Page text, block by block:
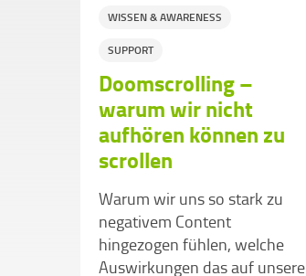
WISSEN & AWARENESS
SUPPORT
Doomscrolling –
warum wir nicht
aufhören können zu
scrollen
Warum wir uns so stark zu
negativem Content
hingezogen fühlen, welche
Auswirkungen das auf unsere